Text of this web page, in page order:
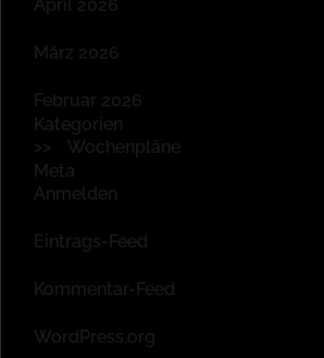
April 2026
März 2026
Februar 2026
Kategorien
Wochenpläne
Meta
Anmelden
Eintrags-Feed
Kommentar-Feed
WordPress.org